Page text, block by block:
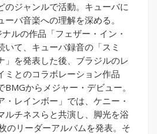
のジャンルで活動。キューバに
バ音楽への理解を深める。
ルの作品「フェザー・イン・
いて、キューバ録音の「スミ
」を発表した後、ブラジルのレ
ミとのコラボレーション作品
BMGからメジャー・デビュー。
・レインボー」では、ケニー・
ルチネスらと共演し、脚光を浴
のリーダーアルバムを発表。そ